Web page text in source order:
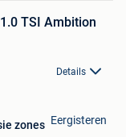
TSI Ambition
Details
zones Eergisteren